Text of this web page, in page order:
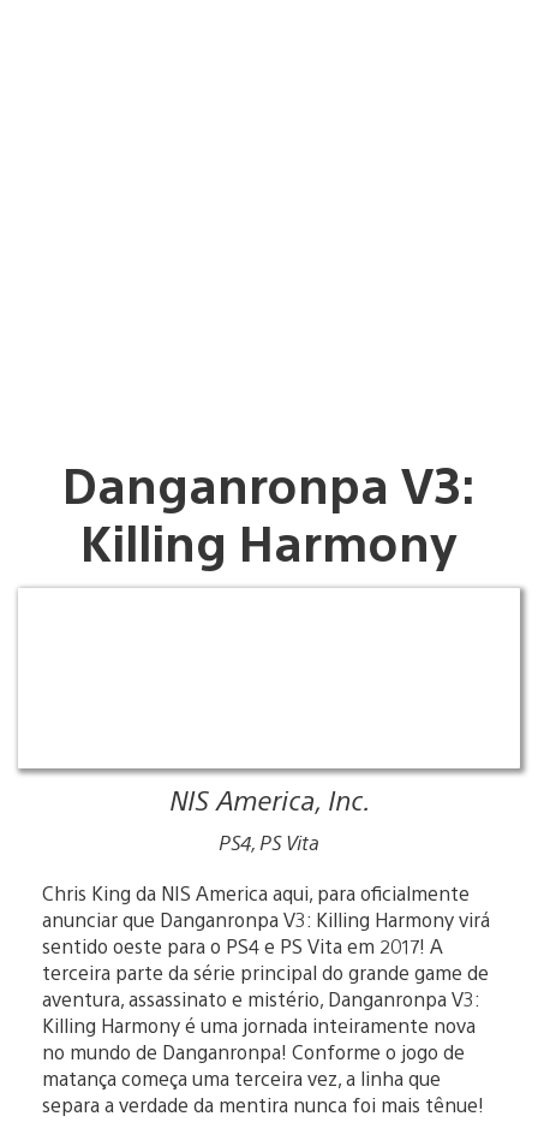
Danganronpa V3:
Killing Harmony
NIS America, Inc.
PS4, PS Vita
Chris King da NIS America aqui, para oficialmente
anunciar que Danganronpa V3: Killing Harmony virá
sentido oeste para o PS4 e PS Vita em 2017! A
terceira parte da série principal do grande game de
aventura, assassinato e mistério, Danganronpa V3:
Killing Harmony é uma jornada inteiramente nova
no mundo de Danganronpa! Conforme o jogo de
matança começa uma terceira vez, a linha que
separa a verdade da mentira nunca foi mais tênue!